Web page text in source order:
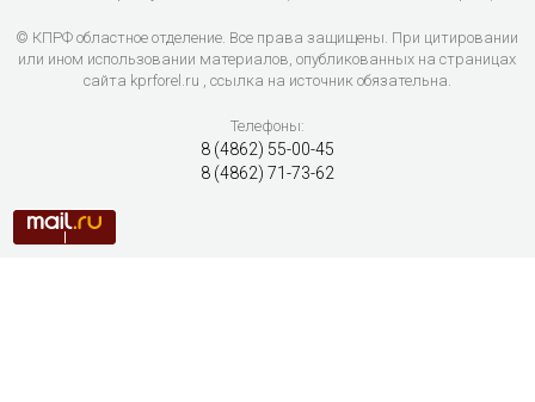
© КПРФ областное отделение. Все права защищены. При цитировании
или ином использовании материалов, опубликованных на страницах
сайта kprforel.ru , ссылка на источник обязательна.
Телефоны:
8 (4862) 55-00-45
8 (4862) 71-73-62